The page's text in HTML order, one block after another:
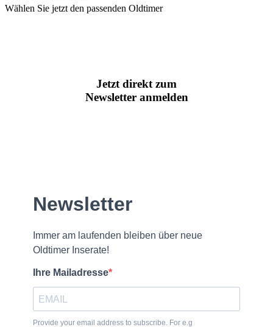
Wählen Sie jetzt den passenden Oldtimer
Jetzt direkt zum
Newsletter anmelden